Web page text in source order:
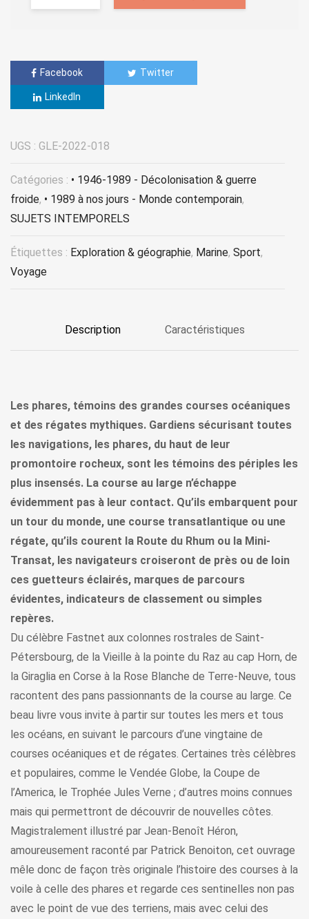
Facebook Twitter
LinkedIn
UGS : GLE-2022-018
Catégories : • 1946-1989 - Décolonisation & guerre
froide, • 1989 à nos jours - Monde contemporain,
SUJETS INTEMPORELS
Étiquettes : Exploration & géographie, Marine, Sport,
Voyage
Description Caractéristiques
Les phares, témoins des grandes courses océaniques
et des régates mythiques. Gardiens sécurisant toutes
les navigations, les phares, du haut de leur
promontoire rocheux, sont les témoins des périples les
plus insensés. La course au large n’échappe
évidemment pas à leur contact. Qu’ils embarquent pour
un tour du monde, une course transatlantique ou une
régate, qu’ils courent la Route du Rhum ou la Mini-
Transat, les navigateurs croiseront de près ou de loin
ces guetteurs éclairés, marques de parcours
évidentes, indicateurs de classement ou simples
repères.
Du célèbre Fastnet aux colonnes rostrales de Saint-
Pétersbourg, de la Vieille à la pointe du Raz au cap Horn, de
la Giraglia en Corse à la Rose Blanche de Terre-Neuve, tous
racontent des pans passionnants de la course au large. Ce
beau livre vous invite à partir sur toutes les mers et tous
les océans, en suivant le parcours d’une vingtaine de
courses océaniques et de régates. Certaines très célèbres
et populaires, comme le Vendée Globe, la Coupe de
l’America, le Trophée Jules Verne ; d’autres moins connues
mais qui permettront de découvrir de nouvelles côtes.
Magistralement illustré par Jean-Benoît Héron,
amoureusement raconté par Patrick Benoiton, cet ouvrage
mêle donc de façon très originale l’histoire des courses à la
voile à celle des phares et regarde ces sentinelles non pas
avec le point de vue des terriens, mais avec celui des